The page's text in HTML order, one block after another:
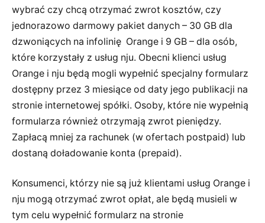
wybrać czy chcą otrzymać zwrot kosztów, czy
jednorazowo darmowy pakiet danych – 30 GB dla
dzwoniących na infolinię Orange i 9 GB – dla osób,
które korzystały z usług nju. Obecni klienci usług
Orange i nju będą mogli wypełnić specjalny formularz
dostępny przez 3 miesiące od daty jego publikacji na
stronie internetowej spółki. Osoby, które nie wypełnią
formularza również otrzymają zwrot pieniędzy.
Zapłacą mniej za rachunek (w ofertach postpaid) lub
dostaną doładowanie konta (prepaid).
Konsumenci, którzy nie są już klientami usług Orange i
nju mogą otrzymać zwrot opłat, ale będą musieli w
tym celu wypełnić formularz na stronie